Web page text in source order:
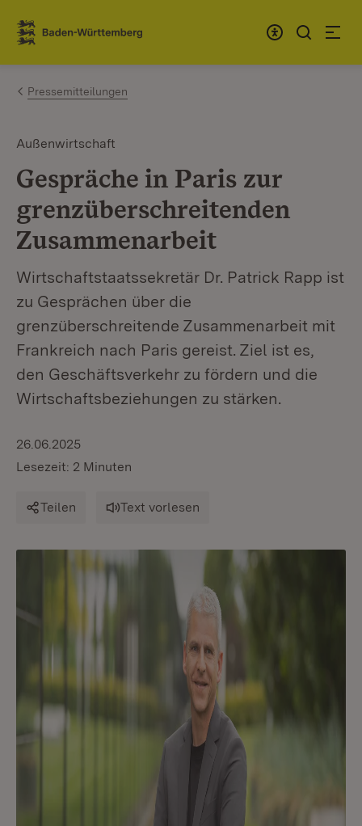
Zum Inhalt springen
Link zur Startseite
Pressemitteilungen
Außenwirtschaft
Gespräche in Paris zur
grenzüberschreitenden
Zusammenarbeit
Wirtschaftstaatssekretär Dr. Patrick Rapp ist
zu Gesprächen über die
grenzüberschreitende Zusammenarbeit mit
Frankreich nach Paris gereist. Ziel ist es,
den Geschäftsverkehr zu fördern und die
Wirtschaftsbeziehungen zu stärken.
26.06.2025
Lesezeit: 2 Minuten
Teilen Text vorlesen